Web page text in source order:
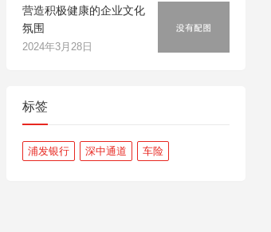
营造积极健康的企业文化
氛围
2024年3月28日
标签
浦发银行 深中通道 车险